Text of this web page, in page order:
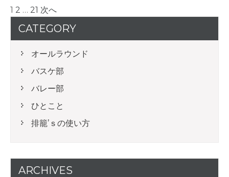
投
稿
の
ペ
ー
ジ
送
り
1 2 … 21 次へ
CATEGORY
オールラウンド
バスケ部
バレー部
ひとこと
排籠’ｓの使い方
ARCHIVES